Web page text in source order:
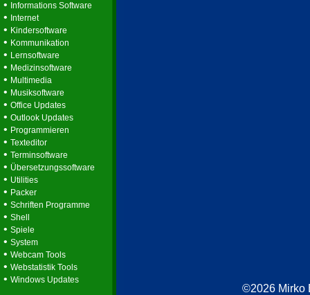
• Informations Software
• Internet
• Kindersoftware
• Kommunikation
• Lernsoftware
• Medizinsoftware
• Multimedia
• Musiksoftware
• Office Updates
• Outlook Updates
• Programmieren
• Texteditor
• Terminsoftware
• Übersetzungssoftware
• Utilities
• Packer
• Schriften Programme
• Shell
• Spiele
• System
• Webcam Tools
• Webstatistik Tools
• Windows Updates
©2026 Mirko